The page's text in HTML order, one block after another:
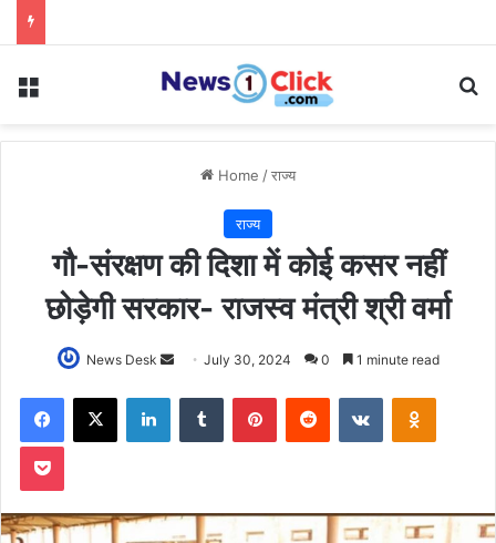
Menu
Home /राज्य
राज्य
गौ-संरक्षण की दिशा में कोई कसर नहीं
छोड़ेगी सरकार- राजस्व मंत्री श्री वर्मा
News Desk
Send
email
July 30, 2024 0 1 minute read
Facebook
X LinkedInTumblr PinterestReddit VKontakte
Pocket